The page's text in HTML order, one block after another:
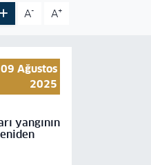
A- A+
09 Ağustos
2025
yangının